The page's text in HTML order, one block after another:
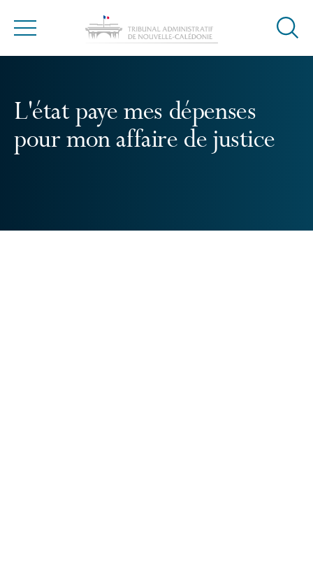
Menu
Ouvrir
L'état paye mes dépenses
pour mon affaire de justice